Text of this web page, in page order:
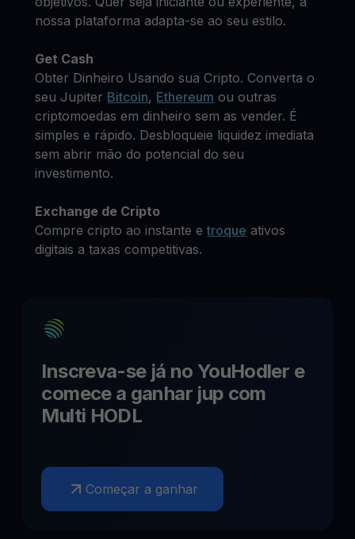
nossa plataforma adapta-se ao seu estilo.
Get Cash
Obter Dinheiro Usando sua Cripto. Converta o
seu Jupiter Bitcoin, Ethereum ou outras
criptomoedas em dinheiro sem as vender. É
simples e rápido. Desbloqueie liquidez imediata
sem abrir mão do potencial do seu
investimento.
Exchange de Cripto
Compre cripto ao instante etroque ativos
digitais a taxas competitivas.
Inscreva-se já no YouHodler e
comece a ganhar jup com
Multi HODL
Começar a ganhar